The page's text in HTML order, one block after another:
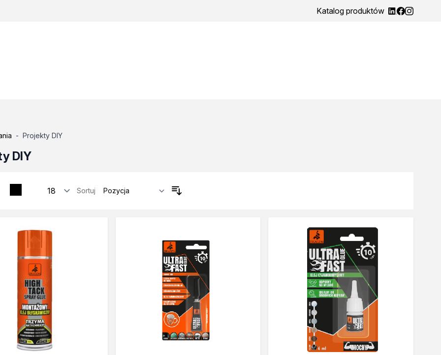
Katalog produktów
- Projekty DIY
DIY
Sortuj